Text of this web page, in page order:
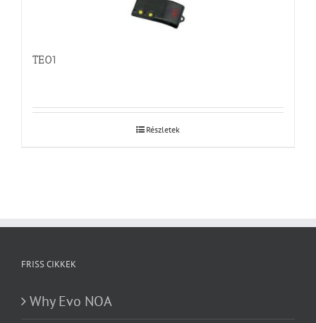
TE01
Részletek
FRISS CIKKEK
Why Evo NOA